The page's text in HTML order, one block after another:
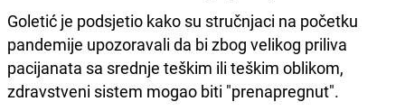
Goletić je podsjetio kako su stručnjaci na početku
pandemije upozoravali da bi zbog velikog priliva
pacijanata sa srednje teškim ili teškim oblikom,
zdravstveni sistem mogao biti "prenapregnut".